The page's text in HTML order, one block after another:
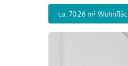
ca. 70,26 m²